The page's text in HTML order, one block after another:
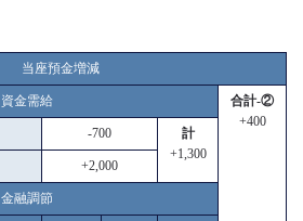
当座預金増減
資金需給
合計-②
+400
-700
計
+1,300
+2,000
金融調節